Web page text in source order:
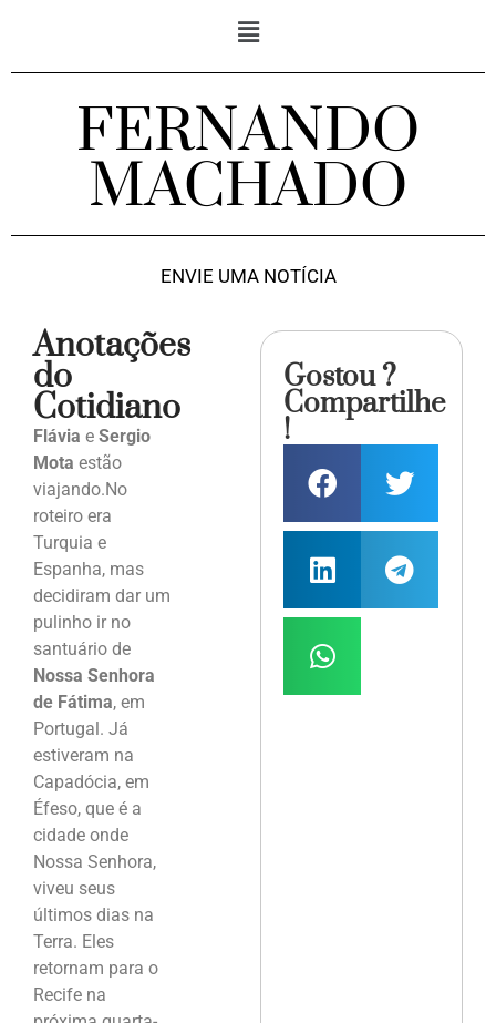
FERNANDO
MACHADO
ENVIE UMA NOTÍCIA
Anotações
do
Cotidiano
Flávia e Sergio
Mota estão
viajando.No
roteiro era
Turquia e
Espanha, mas
decidiram dar um
pulinho ir no
santuário de
Nossa Senhora
de Fátima, em
Portugal. Já
estiveram na
Capadócia, em
Éfeso, que é a
cidade onde
Nossa Senhora,
viveu seus
últimos dias na
Terra. Eles
retornam para o
Recife na
Gostou ?
Compartilhe
!